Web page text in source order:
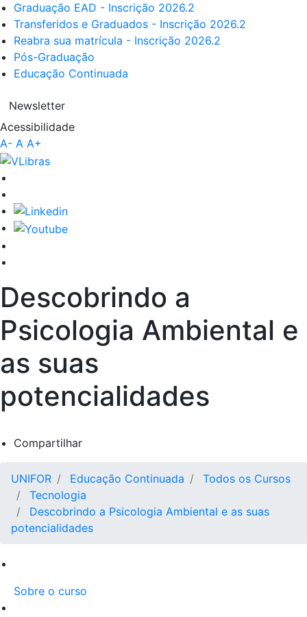
Graduação EAD - Inscrição 2026.2
Transferidos e Graduados - Inscrição 2026.2
Reabra sua matrícula - Inscrição 2026.2
Pós-Graduação
Educação Continuada
Newsletter
Acessibilidade
A- A A+
Descobrindo a
Psicologia Ambiental e
as suas
potencialidades
Compartilhar
UNIFOR Educação Continuada
Todos os Cursos
Tecnologia
Descobrindo a Psicologia Ambiental e as suas
potencialidades
Sobre o curso